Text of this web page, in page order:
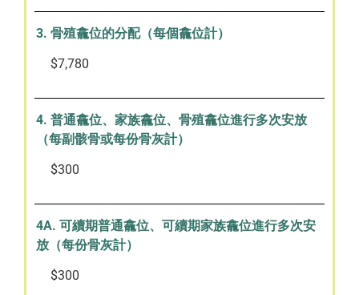
3. 骨殖龕位的分配（每個龕位計）
$7,780
4. 普通龕位、家族龕位、骨殖龕位進行多次安放
（每副骸骨或每份骨灰計）
$300
4A. 可續期普通龕位、可續期家族龕位進行多次安
放（每份骨灰計）
$300